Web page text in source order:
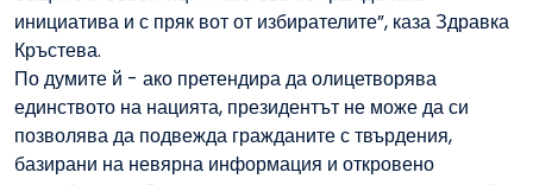
инициатива и с пряк вот от избирателите”, каза Здравка
Кръстева.
По думите й - ако претендира да олицетворява
единството на нацията, президентът не може да си
позволява да подвежда гражданите с твърдения,
базирани на невярна информация и откровено